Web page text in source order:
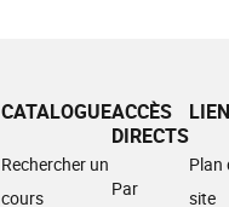
CATALOGUE
Rechercher un
cours
ACCÈS
DIRECTS
Par
Plan
site